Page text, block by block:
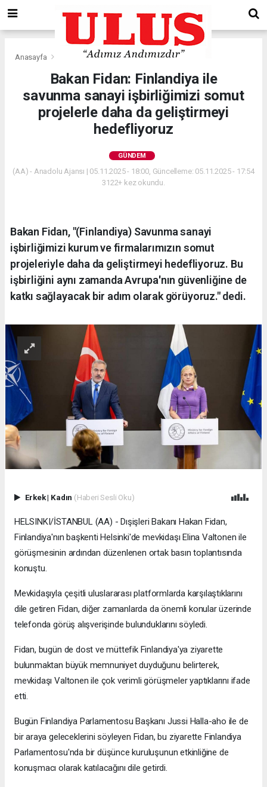
Anasayfa Gündem
Bakan Fidan: Finlandiya ile
savunma sanayi işbirliğimizi somut
projelerle daha da geliştirmeyi
hedefliyoruz
GÜNDEM
(AA) - Anadolu Ajansı | 05.11.2025 - 18:00, Güncelleme: 05.11.2025 - 17:54
3122+ kez okundu.
Bakan Fidan, "(Finlandiya) Savunma sanayi
işbirliğimizi kurum ve firmalarımızın somut
projeleriyle daha da geliştirmeyi hedefliyoruz. Bu
işbirliğini aynı zamanda Avrupa'nın güvenliğine de
katkı sağlayacak bir adım olarak görüyoruz." dedi.
Erkek| Kadın (Haberi Sesli Oku)
HELSINKI/İSTANBUL (AA) - Dışişleri Bakanı Hakan Fidan,
Finlandiya'nın başkenti Helsinki'de mevkidaşı Elina Valtonen ile
görüşmesinin ardından düzenlenen ortak basın toplantısında
konuştu.
Mevkidaşıyla çeşitli uluslararası platformlarda karşılaştıklarını
dile getiren Fidan, diğer zamanlarda da önemli konular üzerinde
telefonda görüş alışverişinde bulunduklarını söyledi.
Fidan, bugün de dost ve müttefik Finlandiya'ya ziyarette
bulunmaktan büyük memnuniyet duyduğunu belirterek,
mevkidaşı Valtonen ile çok verimli görüşmeler yaptıklarını ifade
etti.
Bugün Finlandiya Parlamentosu Başkanı Jussi Halla-aho ile de
bir araya geleceklerini söyleyen Fidan, bu ziyarette Finlandiya
Parlamentosu'nda bir düşünce kuruluşunun etkinliğine de
konuşmacı olarak katılacağını dile getirdi.